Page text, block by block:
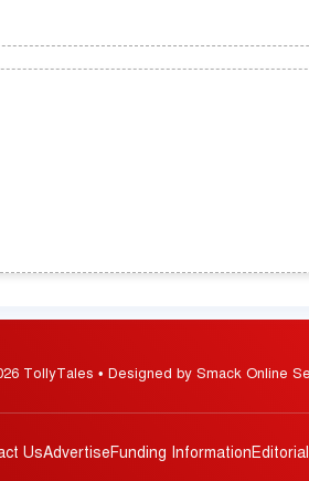
TollyTales • Designed by Smack Online
UsAdvertiseFunding Information